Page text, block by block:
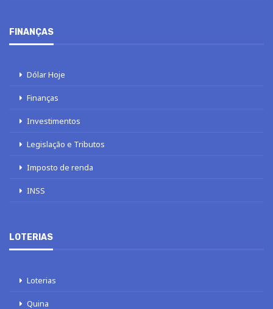
FINANÇAS
Dólar Hoje
Finanças
Investimentos
Legislação e Tributos
Imposto de renda
INSS
LOTERIAS
Loterias
Quina